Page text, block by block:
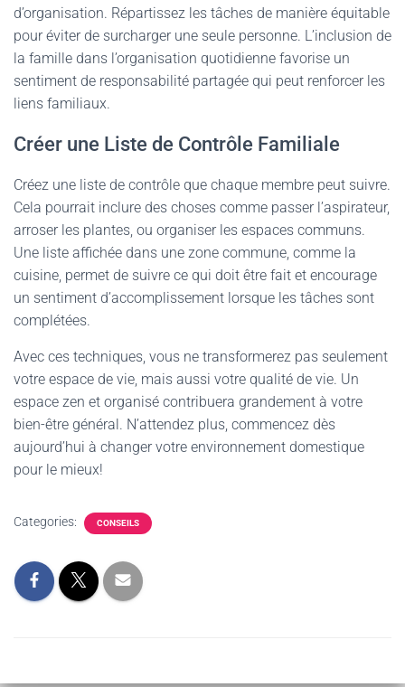
d’organisation. Répartissez les tâches de manière équitable
pour éviter de surcharger une seule personne. L’inclusion de
la famille dans l’organisation quotidienne favorise un
sentiment de responsabilité partagée qui peut renforcer les
liens familiaux.
Créer une Liste de Contrôle Familiale
Créez une liste de contrôle que chaque membre peut suivre.
Cela pourrait inclure des choses comme passer l’aspirateur,
arroser les plantes, ou organiser les espaces communs.
Une liste affichée dans une zone commune, comme la
cuisine, permet de suivre ce qui doit être fait et encourage
un sentiment d’accomplissement lorsque les tâches sont
complétées.
Avec ces techniques, vous ne transformerez pas seulement
votre espace de vie, mais aussi votre qualité de vie. Un
espace zen et organisé contribuera grandement à votre
bien-être général. N’attendez plus, commencez dès
aujourd’hui à changer votre environnement domestique
pour le mieux!
Categories: CONSEILS